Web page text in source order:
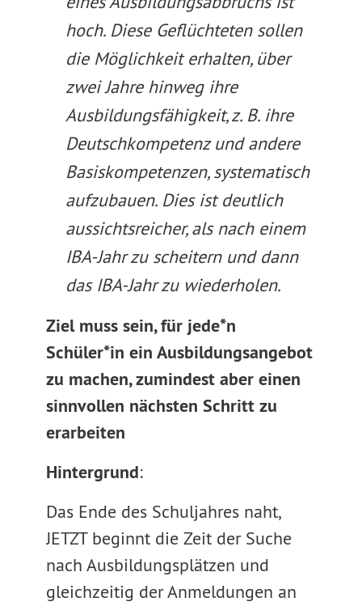
hoch. Diese Geflüchteten sollen
die Möglichkeit erhalten, über
zwei Jahre hinweg ihre
Ausbildungsfähigkeit, z. B. ihre
Deutschkompetenz und andere
Basiskompetenzen, systematisch
aufzubauen. Dies ist deutlich
aussichtsreicher, als nach einem
IBA-Jahr zu scheitern und dann
das IBA-Jahr zu wiederholen.
Ziel muss sein, für jede*n
Schüler*in ein Ausbildungsangebot
zu machen, zumindest aber einen
sinnvollen nächsten Schritt zu
erarbeiten
Hintergrund:
Das Ende des Schuljahres naht,
JETZT beginnt die Zeit der Suche
nach Ausbildungsplätzen und
gleichzeitig der Anmeldungen an